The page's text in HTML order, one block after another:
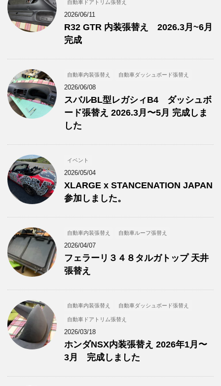
自動車ドアトリム張替え
2026/06/11
R32 GTR 内装張替え 2026.3月~6月
完成
自動車内装張替え 自動車ダッシュボード張替え
2026/06/08
スバルBL型レガシィB4 ダッシュボ
ード張替え 2026.3月〜5月 完成しま
した
イベント
2026/05/04
XLARGE x STANCENATION JAPAN
参加しました。
自動車内装張替え 自動車ルーフ張替え
2026/04/07
フェラーリ３４８タルガトップ 天井
張替え
自動車内装張替え 自動車ダッシュボード張替え
自動車ドアトリム張替え
2026/03/18
ホンダNSX内装張替え 2026年1月〜
3月 完成しました